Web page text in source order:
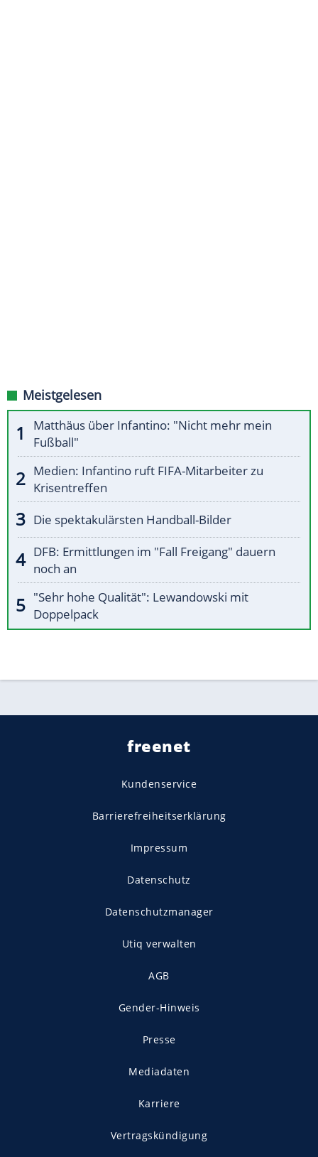
Meistgelesen
Matthäus über Infantino: "Nicht mehr mein
Fußball"
Medien: Infantino ruft FIFA-Mitarbeiter zu
Krisentreffen
Die spektakulärsten Handball-Bilder
DFB: Ermittlungen im "Fall Freigang" dauern
noch an
"Sehr hohe Qualität": Lewandowski mit
Doppelpack
freenet
Kundenservice
Barrierefreiheitserklärung
Impressum
Datenschutz
Datenschutzmanager
Utiq verwalten
AGB
Gender-Hinweis
Presse
Mediadaten
Karriere
Vertragskündigung